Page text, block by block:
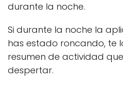
durante la noche.
Si durante la noche la
has estado roncando, te
resumen de actividad
despertar.